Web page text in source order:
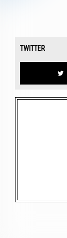
TWITTER